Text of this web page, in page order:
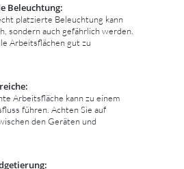
Beleuchtung:
platzierte Beleuchtung kann
sondern auch gefährlich werden.
Arbeitsflächen gut zu
Arbeitsfläche kann zu einem
führen. Achten Sie auf
den Geräten und